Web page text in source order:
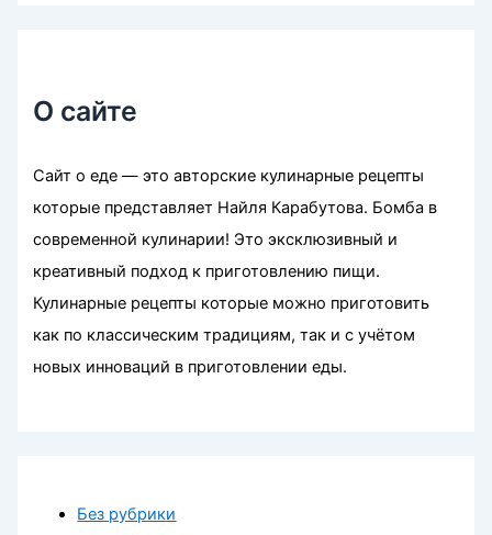
О сайте
Сайт о еде — это авторские кулинарные рецепты
которые представляет Найля Карабутова. Бомба в
современной кулинарии! Это эксклюзивный и
креативный подход к приготовлению пищи.
Кулинарные рецепты которые можно приготовить
как по классическим традициям, так и с учётом
новых инноваций в приготовлении еды.
Без рубрики